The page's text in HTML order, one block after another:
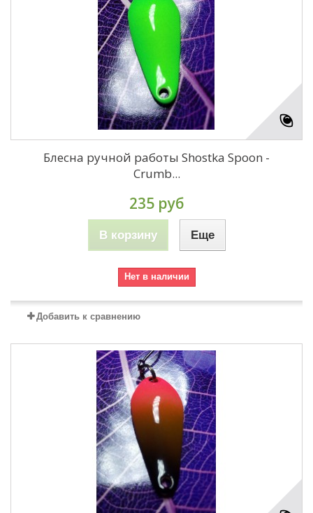
Блесна ручной работы Shostka Spoon -
Crumb...
235 руб
В корзину Еще
Нет в наличии
Добавить к сравнению